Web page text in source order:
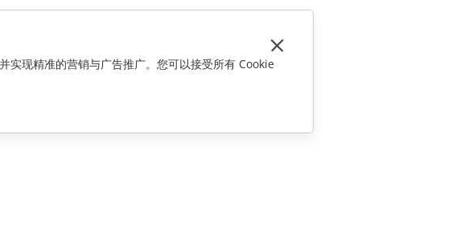
实现精准的营销与广告推广。您可以接受所有 Cookie